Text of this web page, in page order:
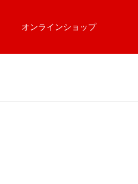
オンラインショップ